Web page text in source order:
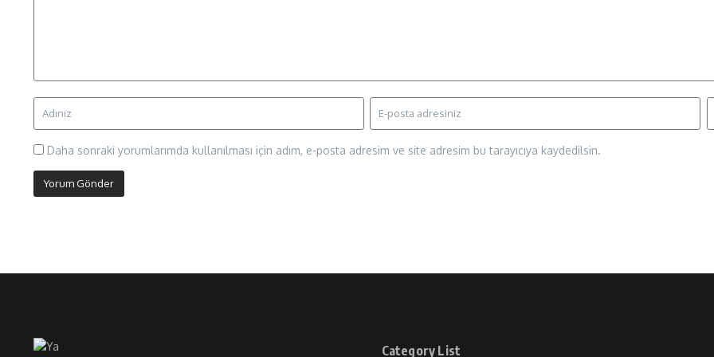
Daha sonraki yorumlarımda kullanılması için adım, e-posta adresim ve site adresim bu tarayıcıya kaydedilsin.
Category List